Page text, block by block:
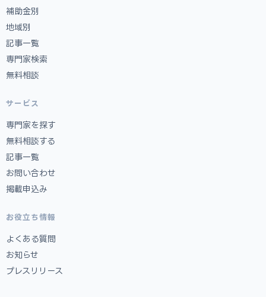
補助金別
地域別
記事一覧
専門家検索
無料相談
サービス
専門家を探す
無料相談する
記事一覧
お問い合わせ
掲載申込み
お役立ち情報
よくある質問
お知らせ
プレスリリース